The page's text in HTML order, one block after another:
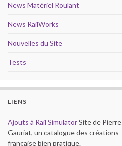
News Matériel Roulant
News RailWorks
Nouvelles du Site
Tests
LIENS
Ajouts à Rail SimulatorSite de Pierre
Gauriat, un catalogue des créations
française bien pratique.